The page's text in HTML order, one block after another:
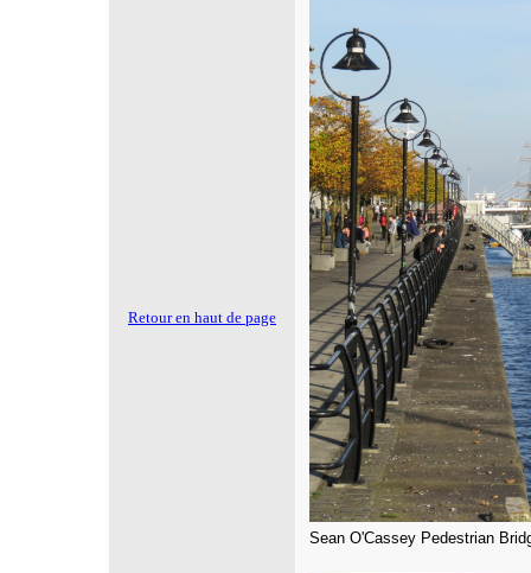
Retour en haut de page
Sean O'Cassey Pedestrian